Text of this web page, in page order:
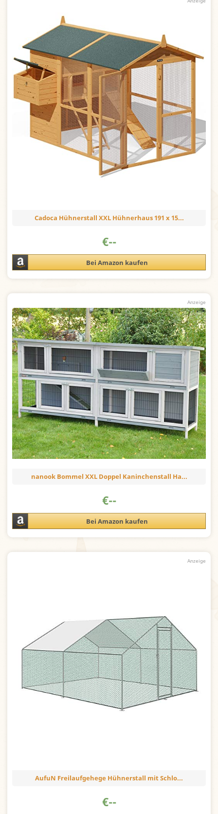
Cadoca Hühnerstall XXL Hühnerhaus 191 x 15...
€--
Bei Amazon kaufen
nanook Bommel XXL Doppel Kaninchenstall Ha...
€--
Bei Amazon kaufen
AufuN Freilaufgehege Hühnerstall mit Schlo...
€--